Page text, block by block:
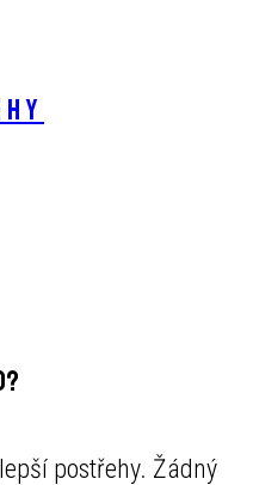
postřehy. Žádný